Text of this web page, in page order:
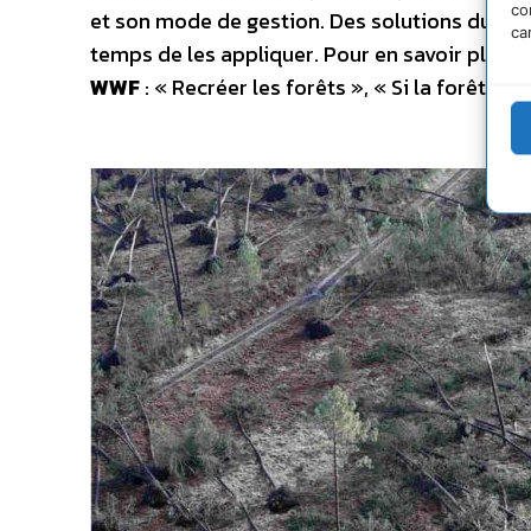
et son mode de gestion. Des solutions
temps de les appliquer. Pour en savoir plus
WWF: « Recréer les forêts », « Si la forêt